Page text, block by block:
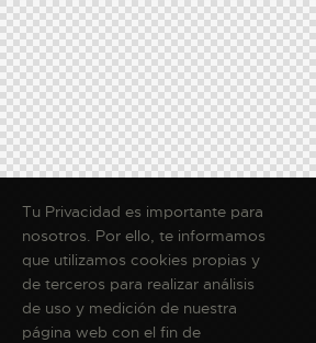
Tu Privacidad es importante para
nosotros. Por ello, te informamos
que utilizamos cookies propias y
de terceros para realizar análisis
de uso y medición de nuestra
página web con el fin de